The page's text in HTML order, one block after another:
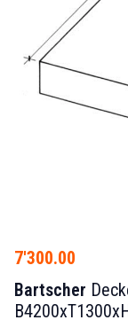
7'300.00
Bartscher